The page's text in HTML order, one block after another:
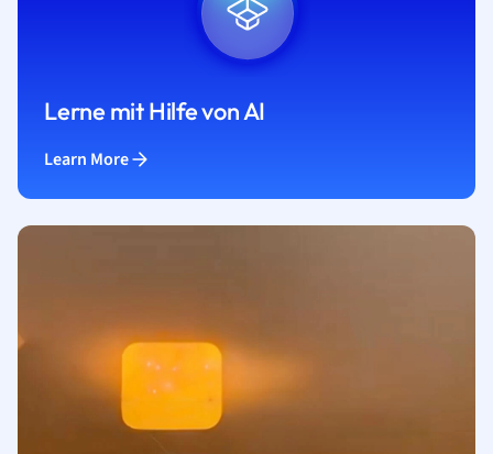
Lerne mit Hilfe von AI
Learn More